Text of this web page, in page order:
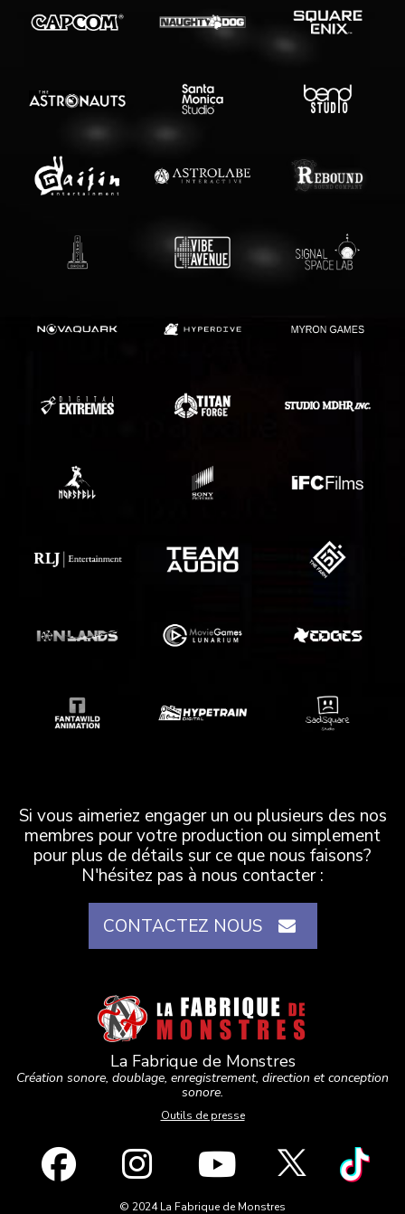
Si vous aimeriez engager un ou plusieurs des nos
membres pour votre production ou simplement
pour plus de détails sur ce que nous faisons?
N'hésitez pas à nous contacter :
CONTACTEZ NOUS
La Fabrique de Monstres
Création sonore, doublage, enregistrement, direction et conception
sonore.
Outils de presse
© 2024 La Fabrique de Monstres